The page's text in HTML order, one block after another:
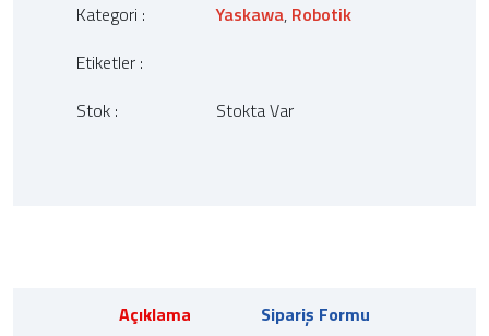
Kategori :
Yaskawa, Robotik
Etiketler :
Stok :
Stokta Var
Açıklama Sipariş Formu